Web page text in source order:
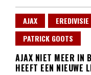
AJAX EREDIVISIE
PATRICK GOOTS
AJAX NIET MEER IN
HEEFT EEN NIEUWE